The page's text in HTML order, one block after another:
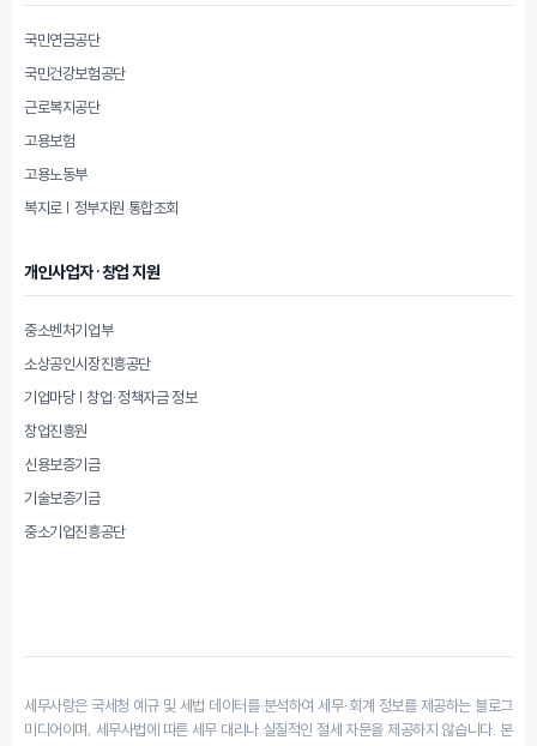
국민연금공단
국민건강보험공단
근로복지공단
고용보험
고용노동부
복지로 | 정부지원 통합조회
개인사업자·창업 지원
중소벤처기업부
소상공인시장진흥공단
기업마당 | 창업·정책자금 정보
창업진흥원
신용보증기금
기술보증기금
중소기업진흥공단
세무사랑은 국세청 예규 및 세법 데이터를 분석하여 세무·회계 정보를 제공하는 블로그
미디어이며, 세무사법에 따른 세무 대리나 실질적인 절세 자문을 제공하지 않습니다. 본